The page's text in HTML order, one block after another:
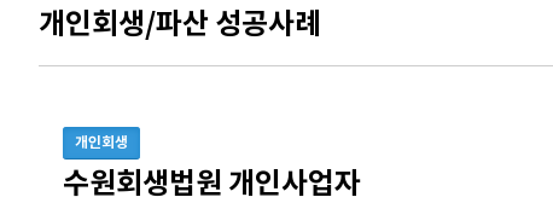
개인회생/파산 성공사례
개인회생
수원회생법원 개인사업자